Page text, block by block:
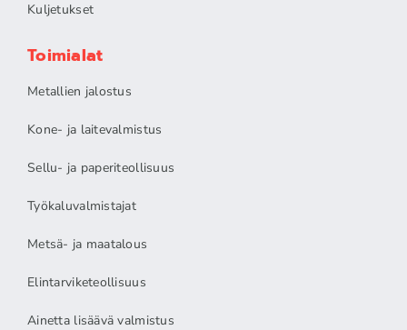
Kuljetukset
Toimialat
Metallien jalostus
Kone- ja laitevalmistus
Sellu- ja paperiteollisuus
Työkaluvalmistajat
Metsä- ja maatalous
Elintarviketeollisuus
Ainetta lisäävä valmistus